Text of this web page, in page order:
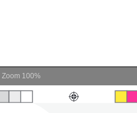
Zoom 100%